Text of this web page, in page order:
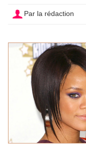
Par la rédaction